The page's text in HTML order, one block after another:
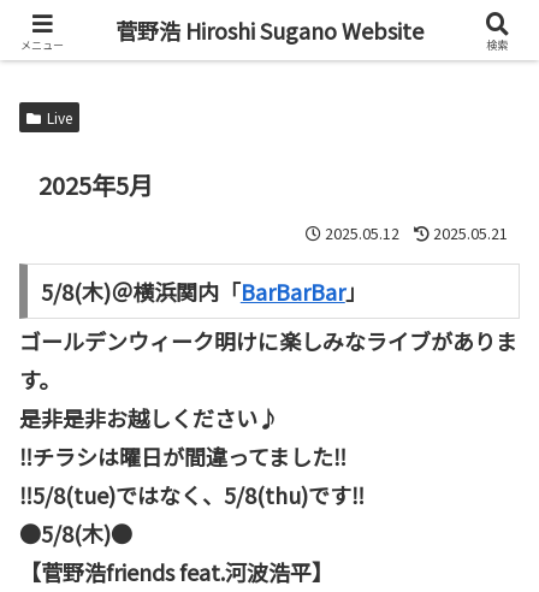
Alto Saxophone & Chromatic Harmonica Player
Live
2025年5月
2025.05.12 2025.05.21
5/8(木)＠横浜関内「BarBarBar」
ゴールデンウィーク明けに楽しみなライブがありま
す。
是非是非お越しください♪
‼️チラシは曜日が間違ってました‼️
‼️5/8(tue)ではなく、5/8(thu)です‼️
●5/8(木)●
【菅野浩friends feat.河波浩平】
メニュー 菅野浩 Hiroshi Sugano Website 検索